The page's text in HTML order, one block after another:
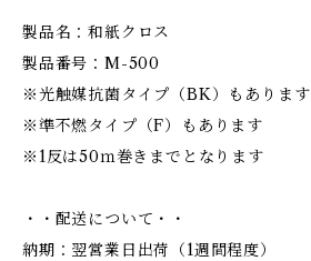
製品名：和紙クロス
製品番号：M-500
※光触媒抗菌タイプ（BK）もあります
※準不燃タイプ（F）もあります
※1反は50ｍ巻きまでとなります
・・配送について・・
納期：翌営業日出荷（1週間程度）